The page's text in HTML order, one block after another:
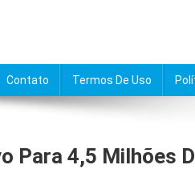
Contato Termos De Uso
Para 4,5 Milhões